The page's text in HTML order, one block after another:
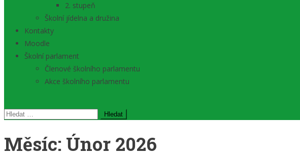
2. stupeň
Školní jídelna a družina
Kontakty
Moodle
Školní parlament
Členové školního parlamentu
Akce školního parlamentu
Vyhledávání
Měsíc: Únor 2026